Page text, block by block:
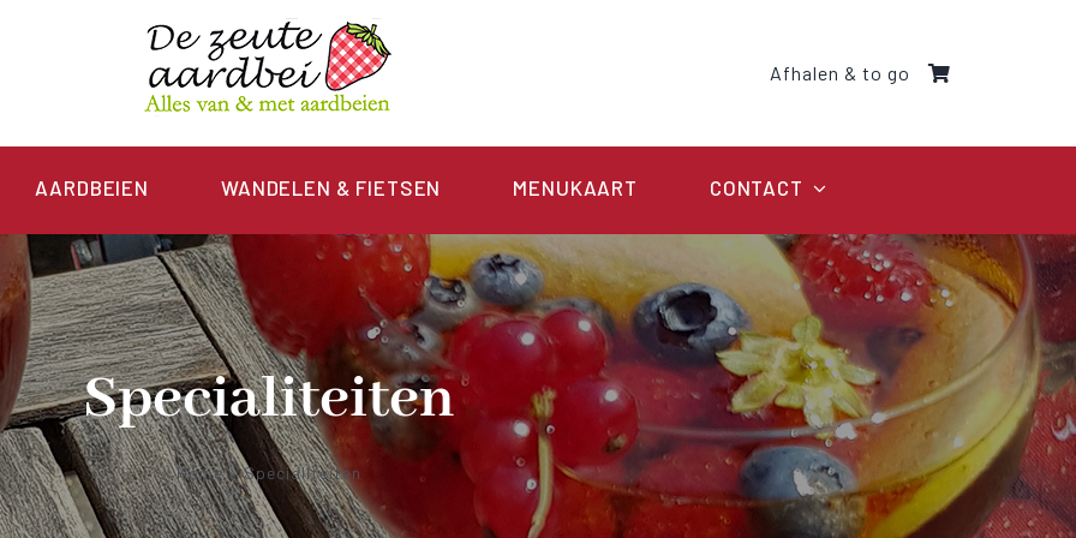
Afhalen & to go
AARDBEIEN WANDELEN & FIETSEN MENUKAART CONTACT
Specialiteiten
Home»Specialiteiten